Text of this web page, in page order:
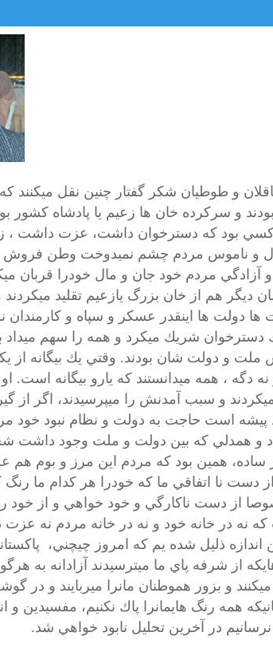
و طوطيان شكر گفتار چنين نقل ميكنند
و سركرده خان ها زعيم يا پادشاه كشور
بود كه دسترخوان داشت، عزت داشت ،
و ناموس مردم چشم نميدوخت وطن فروش
و آزادگي مردم خود جان و مال خودرا قربان
ديگر هم از خان بزرگ يازعيم تقليد
ها دولت ها اينقدر عسكر و سپاه و
دسترخوان شريك ميكرد و همه را سهم
ملت و دولت شان بودند. وقتي يك بيگانه
نه دگه ، همه ميدانستند كه يارو بيگانه
و سبب آمدنش را ميپرسيدند، اگر از
پيشه است حاجت به دولت و نظام نبود خود
و همدلي كه بين دولت و ملت وجود
ساده، همين بود كه مردم اين مرز و بوم
دست نا اتفاقي ما كه خودرا هر كدام ما
از دست ناكارگي و خود خواهي و از خود
نه در خانه خود و نه در خانه مردم نه عزت
اندازه ذليل شده يم كه امروز چيچني،
از شرفه پاي ما ميترسيدند آزادانه به
و بزور هموطنان مانرا ميربايند و در
همه رنگ هايمانرا پاك نكنيم،
در آخرين تحليل نابود خواهي شد.